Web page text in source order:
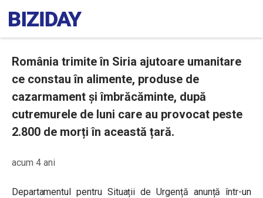
România trimite în Siria ajutoare umanitare
ce constau în alimente, produse de
cazarmament și îmbrăcăminte, după
cutremurele de luni care au provocat peste
2.800 de morți în această țară.
acum 4 ani
Departamentul pentru Situații de Urgență anunță într-un